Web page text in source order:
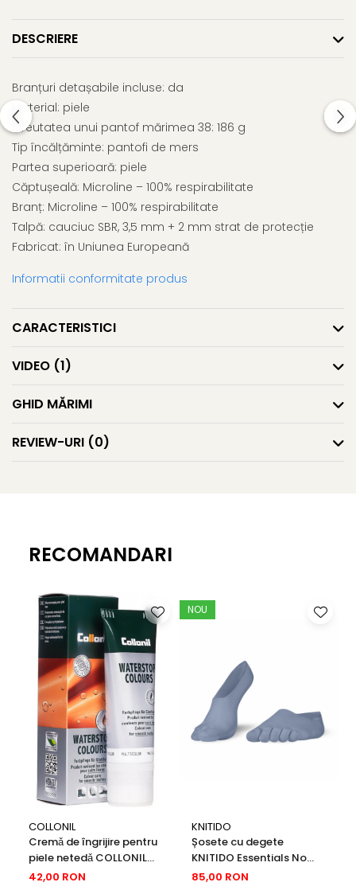
DESCRIERE
Branțuri detașabile incluse: da
Material: piele
Greutatea unui pantof mărimea 38: 186 g
Tip încălțăminte: pantofi de mers
Partea superioară: piele
Căptușeală: Microline – 100% respirabilitate
Branț: Microline – 100% respirabilitate
Talpă: cauciuc SBR, 3,5 mm + 2 mm strat de protecție
Fabricat: în Uniunea Europeană
Informatii conformitate produs
CARACTERISTICI
VIDEO (1)
GHID MĂRIMI
REVIEW-URI (0)
RECOMANDARI
COLLONIL
Cremǎ de îngrijire pentru
piele netedǎ COLLONIL
Waterstop Colours 75 ml
42,00 RON
NOU
KNITIDO
Șosete cu degete
KNITIDO Essentials No
Show Bumbac - Gri
85,00 RON